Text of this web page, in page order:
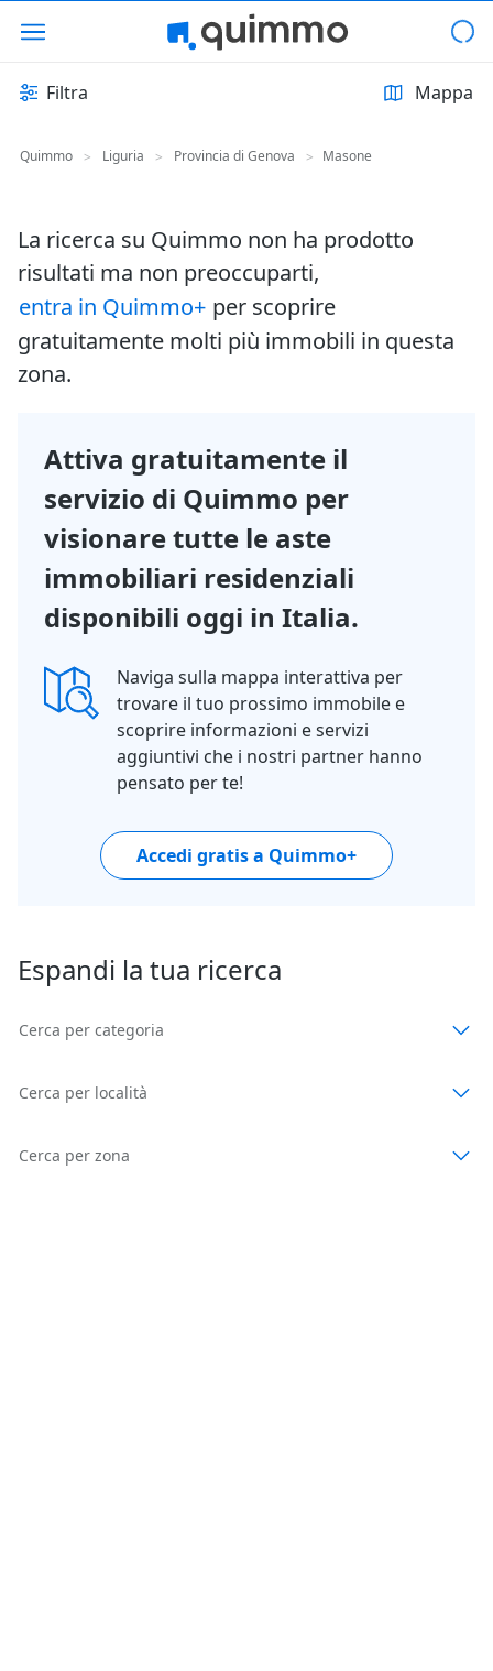
Filtra Mappa
Quimmo > Liguria > Provincia di Genova > Masone
La ricerca su Quimmo non ha prodotto
risultati ma non preoccuparti,
entra in Quimmo+ per scoprire
gratuitamente molti più immobili in questa
zona.
Attiva gratuitamente il
servizio di Quimmo per
visionare tutte le aste
immobiliari residenziali
disponibili oggi in Italia.
Naviga sulla mappa interattiva per
trovare il tuo prossimo immobile e
scoprire informazioni e servizi
aggiuntivi che i nostri partner hanno
pensato per te!
Accedi gratis a Quimmo+
Espandi la tua ricerca
Cerca per categoria
Cerca per località
Cerca per zona